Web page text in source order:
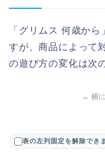
「グリムス 何歳か
すが、商品によって
の遊び方の変化は次
← 横
表の左列固定を解除でき